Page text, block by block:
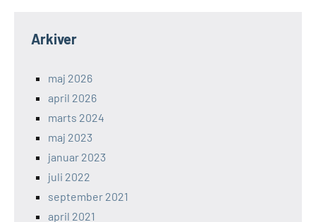
Arkiver
maj 2026
april 2026
marts 2024
maj 2023
januar 2023
juli 2022
september 2021
april 2021